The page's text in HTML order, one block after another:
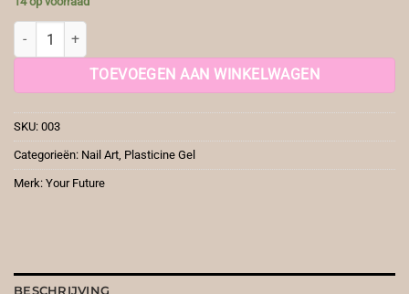
YF Plasticine 003 aantal
TOEVOEGEN AAN WINKELWAGEN
SKU: 003
Categorieën: Nail Art Plasticine Gel
Merk: Your Future
BESCHRIJVING